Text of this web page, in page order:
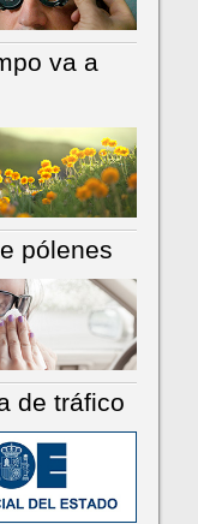
va a
pólenes
de tráfico